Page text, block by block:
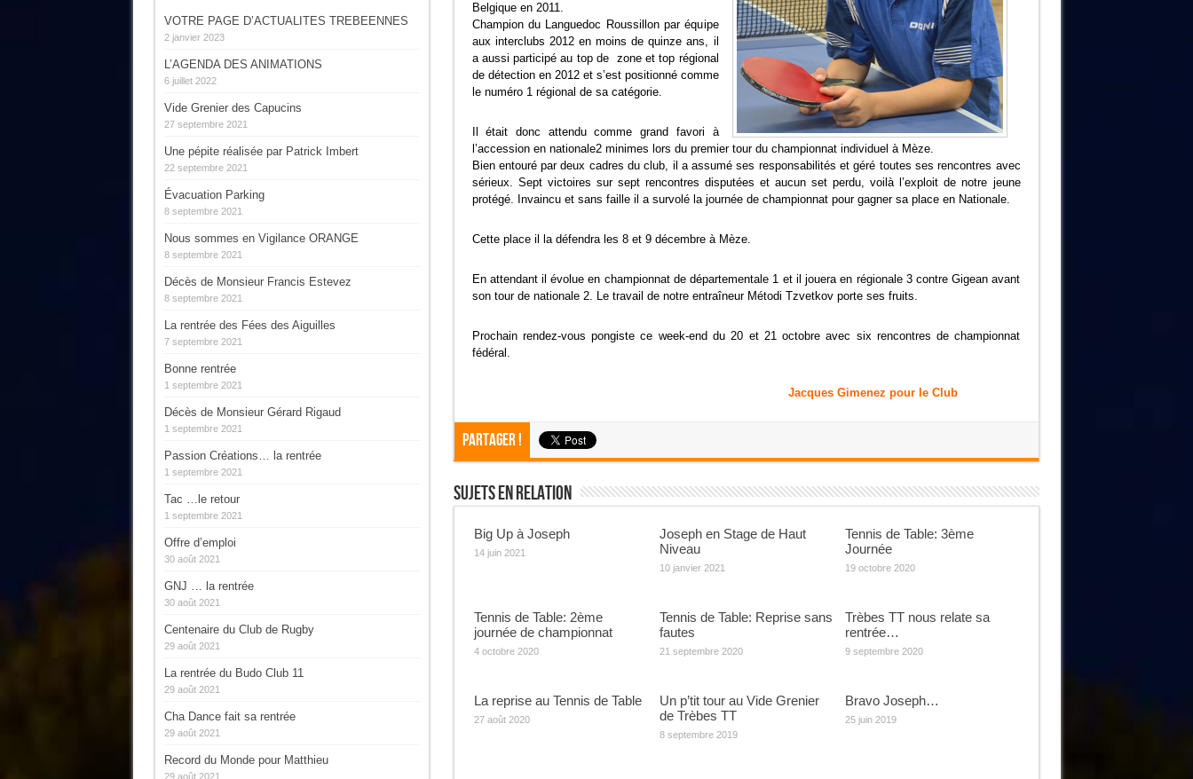
Belgique en 2011.
Champion du Languedoc Roussillon par équipe
aux interclubs 2012 en moins de quinze ans, il
a aussi participé au top de zone et top régional
de détection en 2012 et s’est positionné comme
le numéro 1 régional de sa catégorie.
Il était donc attendu comme grand favori à
l’accession en nationale2 minimes lors du premier tour du championnat individuel à Mèze.
Bien entouré par deux cadres du club, il a assumé ses responsabilités et géré toutes ses rencontres avec
sérieux. Sept victoires sur sept rencontres disputées et aucun set perdu, voilà l’exploit de notre jeune
protégé. Invaincu et sans faille il a survolé la journée de championnat pour gagner sa place en Nationale.
Cette place il la défendra les 8 et 9 décembre à Mèze.
En attendant il évolue en championnat de départementale 1 et il jouera en régionale 3 contre Gigean avant
son tour de nationale 2. Le travail de notre entraîneur Métodi Tzvetkov porte ses fruits.
Prochain rendez-vous pongiste ce week-end du 20 et 21 octobre avec six rencontres de championnat
fédéral.
Jacques Gimenez pour le Club
Partager !
Sujets En Relation
Big Up à Joseph
14 juin 2021
Joseph en Stage de Haut
Niveau
10 janvier 2021
Tennis de Table: 3ème
Journée
19 octobre 2020
Tennis de Table: 2ème
journée de championnat
4 octobre 2020
Tennis de Table: Reprise sans
fautes
21 septembre 2020
Trèbes TT nous relate sa
rentrée…
9 septembre 2020
La reprise au Tennis de Table
27 août 2020
Un p’tit tour au Vide Grenier
de Trèbes TT
8 septembre 2019
Bravo Joseph…
25 juin 2019
VOTRE PAGE D’ACTUALITES TREBEENNES
2 janvier 2023
L’AGENDA DES ANIMATIONS
6 juillet 2022
Vide Grenier des Capucins
27 septembre 2021
Une pépite réalisée par Patrick Imbert
22 septembre 2021
Évacuation Parking
8 septembre 2021
Nous sommes en Vigilance ORANGE
8 septembre 2021
Décès de Monsieur Francis Estevez
8 septembre 2021
La rentrée des Fées des Aiguilles
7 septembre 2021
Bonne rentrée
1 septembre 2021
Décès de Monsieur Gérard Rigaud
1 septembre 2021
Passion Créations… la rentrée
1 septembre 2021
Tac …le retour
1 septembre 2021
Offre d’emploi
30 août 2021
GNJ … la rentrée
30 août 2021
Centenaire du Club de Rugby
29 août 2021
La rentrée du Budo Club 11
29 août 2021
Cha Dance fait sa rentrée
29 août 2021
Record du Monde pour Matthieu
29 août 2021